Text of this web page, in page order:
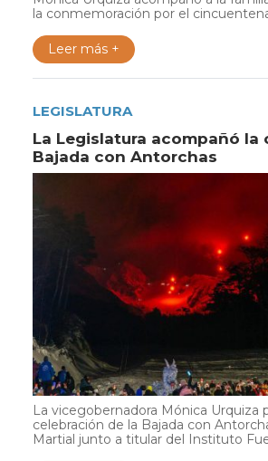
la conmemoración por el
Leer más +
LEGISLATURA
La Legislatura acompañó la
Bajada con Antorchas
La vicegobernadora Mónica Urquiza
celebración de la Bajada con
Martial junto a titular del Instituto